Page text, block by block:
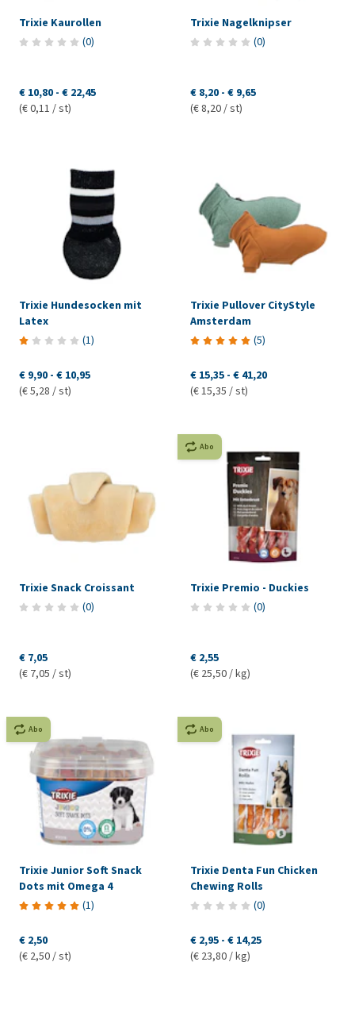
Trixie Kaurollen
(0)
€ 10,80 - € 22,45
(€ 0,11 / st)
Trixie Nagelknipser
(0)
€ 8,20 - € 9,65
(€ 8,20 / st)
Trixie Hundesocken mit
Latex
(1)
€ 9,90 - € 10,95
(€ 5,28 / st)
Trixie Pullover CityStyle
Amsterdam
(5)
€ 15,35 - € 41,20
(€ 15,35 / st)
Trixie Snack Croissant
(0)
€ 7,05
(€ 7,05 / st)
Abo
Trixie Premio - Duckies
(0)
€ 2,55
(€ 25,50 / kg)
Abo
Trixie Junior Soft Snack
Dots mit Omega 4
(1)
€ 2,50
(€ 2,50 / st)
Abo
Trixie Denta Fun Chicken
Chewing Rolls
(0)
€ 2,95 - € 14,25
(€ 23,80 / kg)